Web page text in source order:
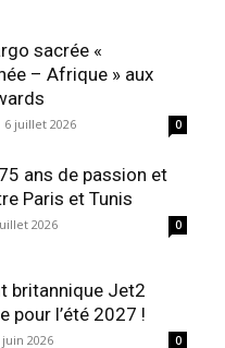
sacrée «
– Afrique » aux
6 juillet 2026 0
ans de passion et
Paris et Tunis
2026 0
britannique Jet2
pour l’été 2027 !
juin 2026 0